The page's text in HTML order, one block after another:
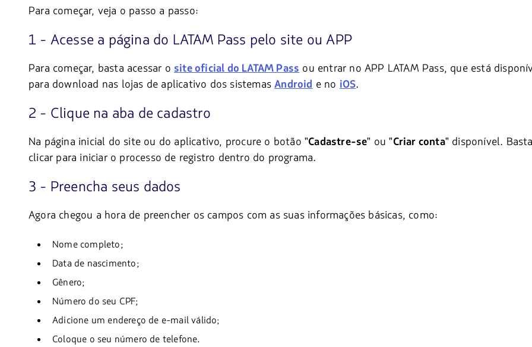
Para começar, veja o passo a passo:
1 - Acesse a página do LATAM Pass pelo site ou APP
Para começar, basta acessar o site oficial do LATAM Pass ou entrar no APP LATAM Pass, que está
para download nas lojas de aplicativo dos sistemasAndroid e no iOS.
2 - Clique na aba de cadastro
Na página inicial do site ou do aplicativo, procure o botão "Cadastre-se" ou "Criar conta" disponível.
clicar para iniciar o processo de registro dentro do programa.
3 - Preencha seus dados
Agora chegou a hora de preencher os campos com as suas informações básicas, como:
Nome completo;
Data de nascimento;
Gênero;
Número do seu CPF;
Adicione um endereço de e-mail válido;
Coloque o seu número de telefone.